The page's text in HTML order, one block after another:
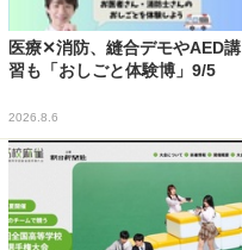
医療✕消防、縫合デモやAED講
習も「おしごと体験博」9/5
2026.8.6